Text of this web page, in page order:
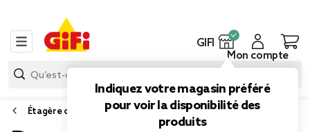
GIFI
Indiquez votre magasin préféré
pour voir la disponibilité des
produits
Mon compte
Étagère cuisine, desserte et rangement de cuisine